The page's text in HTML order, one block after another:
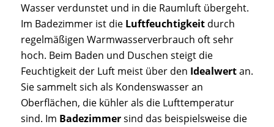
Wasser verdunstet und in die Raumluft übergeht.
Im Badezimmer ist die Luftfeuchtigkeitdurch
regelmäßigen Warmwasserverbrauch oft sehr
hoch. Beim Baden und Duschen steigt die
Feuchtigkeit der Luft meist über den Idealwertan.
Sie sammelt sich als Kondenswasser an
Oberflächen, die kühler als die Lufttemperatur
sind. Im Badezimmersind das beispielsweise die